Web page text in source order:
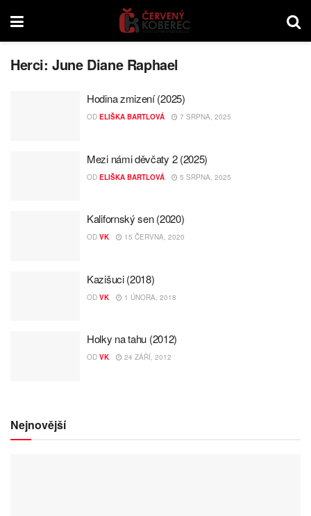
Herci:June Diane Raphael
Hodina zmizení (2025)
OD ELIŠKA BARTLOVÁ 7 SRPNA, 2025
Mezi námi děvčaty 2 (2025)
OD ELIŠKA BARTLOVÁ 5 SRPNA, 2025
Kalifornský sen (2020)
OD VK 15 ČERVNA, 2020
Kazišuci (2018)
OD VK 1 ÚNORA, 2018
Holky na tahu (2012)
OD VK 24 ZÁŘÍ, 2012
Nejnovější